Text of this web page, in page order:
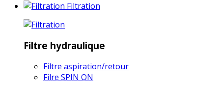
Filtration
Filtre hydraulique
Filtre aspiration/retour
Filre SPIN ON